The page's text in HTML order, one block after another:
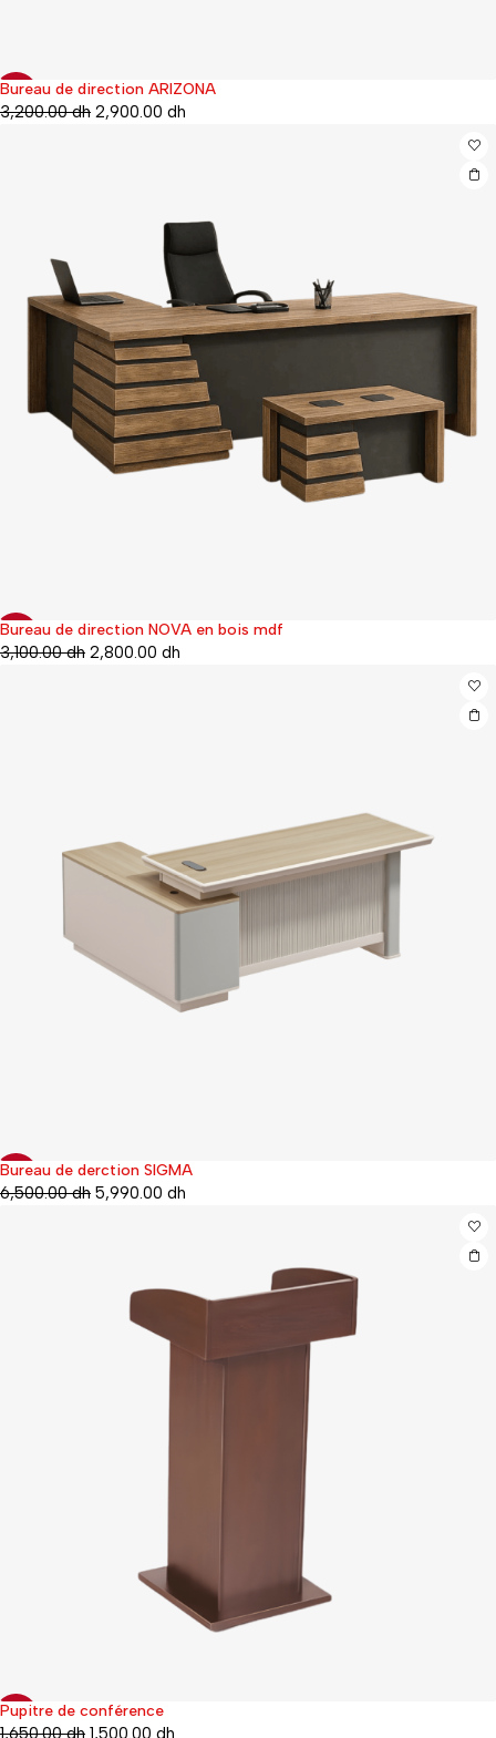
19%
Bureau de direction ARIZONA
3,200.00dh 2,900.00 dh
Bureau de direction NOVA en bois mdf
3,100.00dh 2,800.00 dh
-8%
Bureau de derction SIGMA
6,500.00dh 5,990.00 dh
-9%
Pupitre de conférence
1,650.00dh 1,500.00 dh